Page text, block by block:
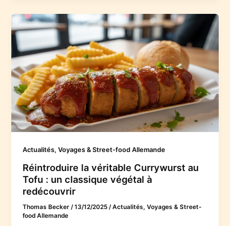
Actualités, Voyages & Street-food Allemande
Réintroduire la véritable Currywurst au
Tofu : un classique végétal à
redécouvrir
Thomas Becker /13/12/2025 /Actualités, Voyages & Street-
food Allemande